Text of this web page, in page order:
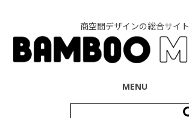
商空間デザインの総合サイト
MENU